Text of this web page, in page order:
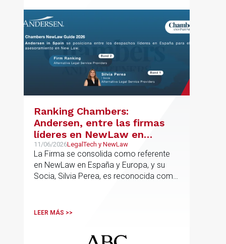
Ranking Chambers:
Andersen, entre las firmas
líderes en NewLaw en
España y Europa
11/06/2026LegalTech y NewLaw
La Firma se consolida como referente
en NewLaw en España y Europa, y su
Socia, Silvia Perea, es reconocida como
LEER MÁS >>